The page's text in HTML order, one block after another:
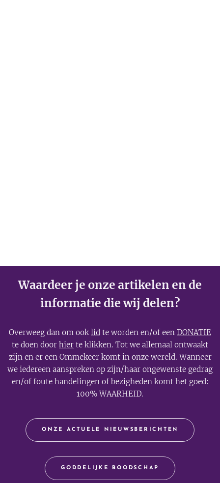
Waardeer je onze artikelen en de
informatie die wij delen?
Overweeg dan om ooklid te worden en/of een DONATIE
te doen door hier te klikken. Tot we allemaal ontwaakt
zijn en er een Ommekeer komt in onze wereld. Wanneer
we iedereen aanspreken op zijn/haar ongewenste gedrag
en/of foute handelingen of bezigheden komt het goed:
100% WAARHEID.
ONZE ACTUELE NIEUWSBERICHTEN
GODDELIJKE BOODSCHAP